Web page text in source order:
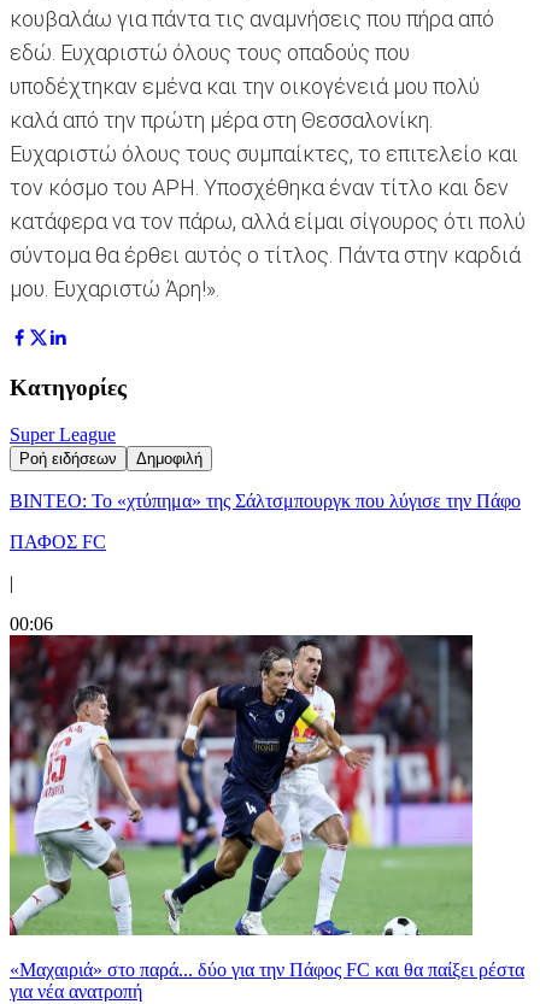
κουβαλάω για πάντα τις αναμνήσεις που πήρα από
εδώ. Ευχαριστώ όλους τους οπαδούς που
υποδέχτηκαν εμένα και την οικογένειά μου πολύ
καλά από την πρώτη μέρα στη Θεσσαλονίκη.
Ευχαριστώ όλους τους συμπαίκτες, το επιτελείο και
τον κόσμο του ΑΡΗ. Υποσχέθηκα έναν τίτλο και δεν
κατάφερα να τον πάρω, αλλά είμαι σίγουρος ότι πολύ
σύντομα θα έρθει αυτός ο τίτλος. Πάντα στην καρδιά
μου. Ευχαριστώ Άρη!».
Κατηγορίες
Super League
Ροή ειδήσεων Δημοφιλή
ΒΙΝΤΕΟ: Το «χτύπημα» της Σάλτσμπουργκ που λύγισε την Πάφο
ΠΑΦΟΣ FC
|
00:06
«Μαχαιριά» στο παρά... δύο για την Πάφος FC και θα παίξει ρέστα
για νέα ανατροπή